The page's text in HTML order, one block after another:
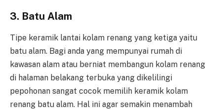
3. Batu Alam
Tipe keramik lantai kolam renang yang ketiga yaitu
batu alam. Bagi anda yang mempunyai rumah di
kawasan alam atau berniat membangun kolam renang
di halaman belakang terbuka yang dikelilingi
pepohonan sangat cocok memilih keramik kolam
renang batu alam. Hal ini agar semakin menambah